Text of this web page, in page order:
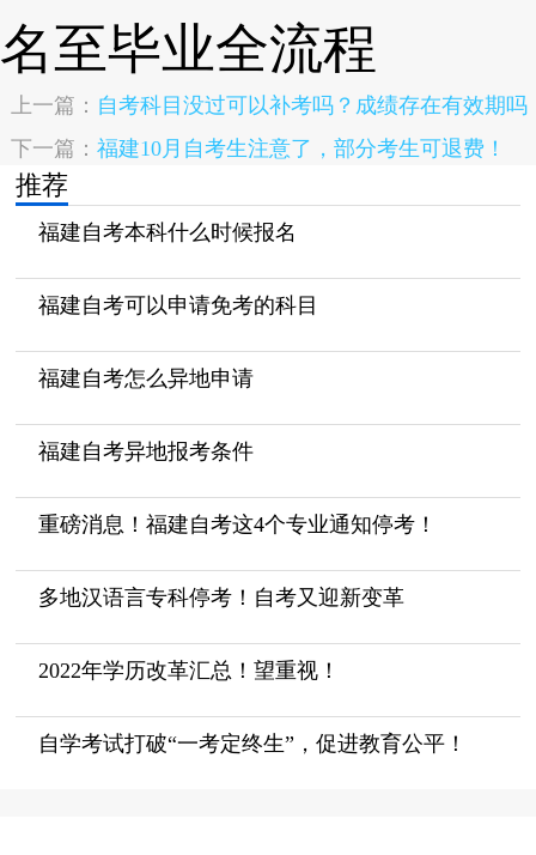
上一篇： 自考科目没过可以补考吗？成绩存在有效期吗
下一篇：福建10月自考生注意了，部分考生可退费！
推荐
福建自考本科什么时候报名
福建自考可以申请免考的科目
福建自考怎么异地申请
福建自考异地报考条件
重磅消息！福建自考这4个专业通知停考！
多地汉语言专科停考！自考又迎新变革
2022年学历改革汇总！望重视！
自学考试打破“一考定终生”，促进教育公平！